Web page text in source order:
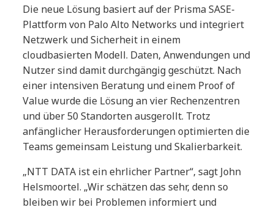
Die neue Lösung basiert auf der Prisma SASE-
Plattform von Palo Alto Networks und integriert
Netzwerk und Sicherheit in einem
cloudbasierten Modell. Daten, Anwendungen und
Nutzer sind damit durchgängig geschützt. Nach
einer intensiven Beratung und einem Proof of
Value wurde die Lösung an vier Rechenzentren
und über 50 Standorten ausgerollt. Trotz
anfänglicher Herausforderungen optimierten die
Teams gemeinsam Leistung und Skalierbarkeit.
„NTT DATA ist ein ehrlicher Partner“, sagt John
Helsmoortel. „Wir schätzen das sehr, denn so
bleiben wir bei Problemen informiert und